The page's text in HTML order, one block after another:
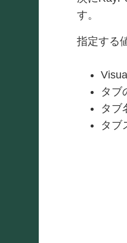
す。
指定する
タブ
タブ
タブ